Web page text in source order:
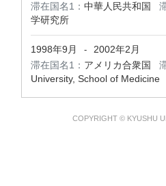
滞在国名1： 中華人民共和国
学研究所
1998年9月 -
2002年2月
滞在国名1： アメリカ合衆国
University, School of Medicine
COPYRIGHT © KYUSHU